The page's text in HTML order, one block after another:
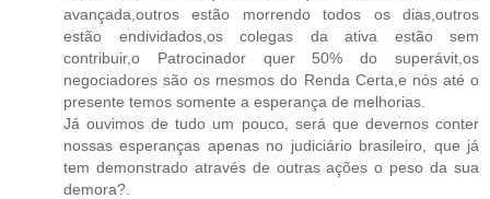
avançada,outros estão morrendo todos os dias,outros
estão endividados,os colegas da ativa estão sem
contribuir,o Patrocinador quer 50% do superávit,os
negociadores são os mesmos do Renda Certa,e nós até o
presente temos somente a esperança de melhorias.
Já ouvimos de tudo um pouco, será que devemos conter
nossas esperanças apenas no judiciário brasileiro, que já
tem demonstrado através de outras ações o peso da sua
demora?.